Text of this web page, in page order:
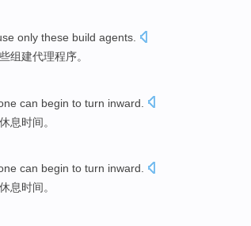
only these build agents
组建代理程序。
can begin to turn inward
休息时间。
can begin to turn inward.
休息时间。